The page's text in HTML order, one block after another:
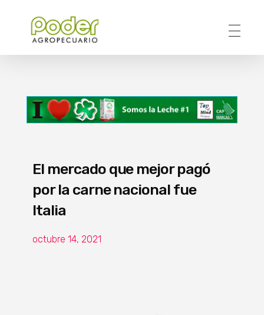
El mercado que mejor pagó
por la carne nacional fue
Italia
octubre 14, 2021